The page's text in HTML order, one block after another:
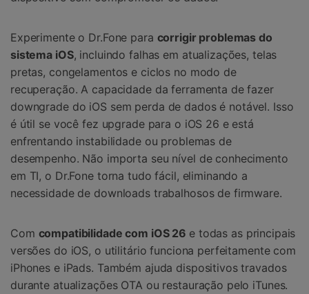
Experimente o Dr.Fone para corrigir problemas do
sistema iOS, incluindo falhas em atualizações, telas
pretas, congelamentos e ciclos no modo de
recuperação. A capacidade da ferramenta de fazer
downgrade do iOS sem perda de dados é notável. Isso
é útil se você fez upgrade para o iOS 26 e está
enfrentando instabilidade ou problemas de
desempenho. Não importa seu nível de conhecimento
em TI, o Dr.Fone torna tudo fácil, eliminando a
necessidade de downloads trabalhosos de firmware.
Com compatibilidade com iOS 26 e todas as principais
versões do iOS, o utilitário funciona perfeitamente com
iPhones e iPads. Também ajuda dispositivos travados
durante atualizações OTA ou restauração pelo iTunes.